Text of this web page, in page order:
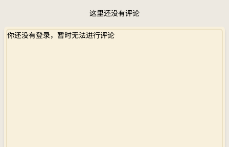
这里还没有评论
你还没有登录，暂时无法进行评论